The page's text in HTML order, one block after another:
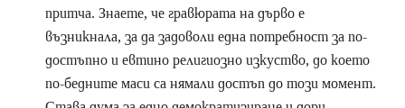
притча. Знаете, че гравюрата на дърво е
възникнала, за да задоволи една потребност за по-
достъпно и евтино религиозно изкуство, до което
по-бедните маси са нямали достъп до този момент.